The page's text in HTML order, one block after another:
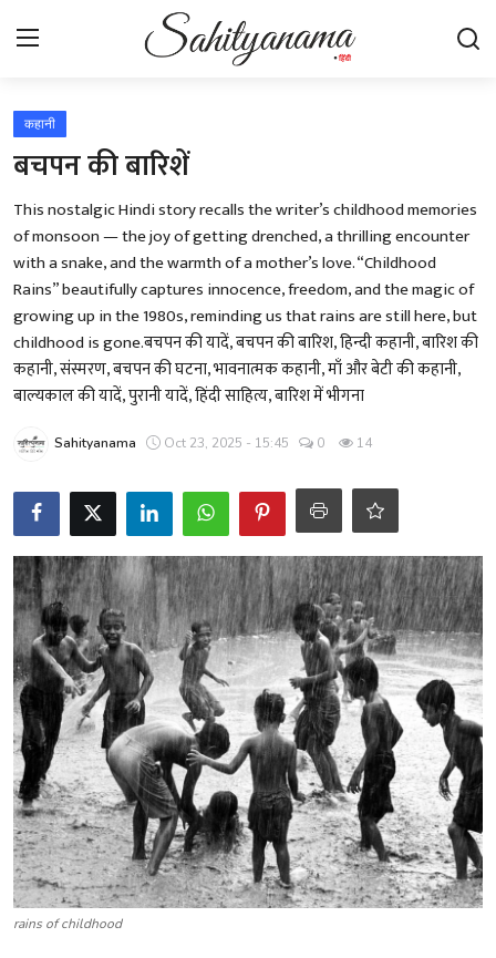
साहित्य समाचार
होम
कहानी
कविता
आलेख
शख्सियत
धरोहर
यात्रावृत्तांत
उपन्यास
सिनेमा
शायरी
ग़ज़ल
कहानी
बचपन की बारिशें
This nostalgic Hindi story recalls the writer’s childhood memories
of monsoon — the joy of getting drenched, a thrilling encounter
with a snake, and the warmth of a mother’s love. “Childhood
Rains” beautifully captures innocence, freedom, and the magic of
growing up in the 1980s, reminding us that rains are still here, but
childhood is gone.बचपन की यादें, बचपन की बारिश, हिन्दी कहानी, बारिश की
कहानी, संस्मरण, बचपन की घटना, भावनात्मक कहानी, माँ और बेटी की कहानी,
बाल्यकाल की यादें, पुरानी यादें, हिंदी साहित्य, बारिश में भीगना
Sahityanama Oct 23, 2025 - 15:45 0 14
rains of childhood